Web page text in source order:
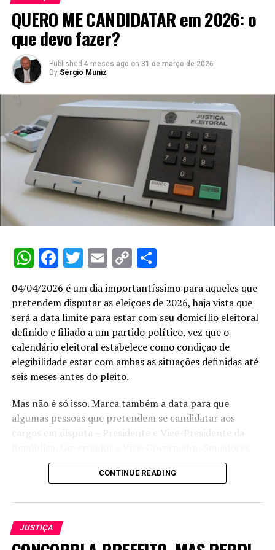
QUERO ME CANDIDATAR em 2026: o
que devo fazer?
Published 4 meses ago on 31 de março de 2026
By Sérgio Muniz
WhatsApp
Facebook
Twitter
Email
CopyShare
04/04/2026 é um dia importantíssimo para aqueles que
pretendem disputar as eleições de 2026, haja vista que
será a data limite para estar com seu domicílio eleitoral
definido e filiado a um partido político, vez que o
calendário eleitoral estabelece como condição de
elegibilidade estar com ambas as situações definidas até
seis meses antes do pleito.
Mas não é só isso. Marca também a data para que
algumas pessoas que pretendem se candidatar aos
cargos em disputa – Presidente e Vice-Presidente da
Deputados Federais e Estaduais – se
desencompatibilizem do serviço público. Assim, para
devem se desemcompatibilizar, até 04/04, os ministros
de Estado; chefes dos órgãos de assessoramento direto
da Presidência da República; chefe do Estado-Maior das
CONTINUE READING
JUSTIÇA